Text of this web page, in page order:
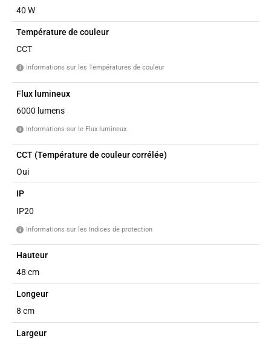
40 W
Température de couleur
CCT
i Informations sur les Températures de couleur
Flux lumineux
6000 lumens
i Informations sur le Flux lumineux
CCT (Température de couleur corrélée)
Oui
IP
IP20
i Informations sur les Indices de protection
Hauteur
48 cm
Longeur
8 cm
Largeur